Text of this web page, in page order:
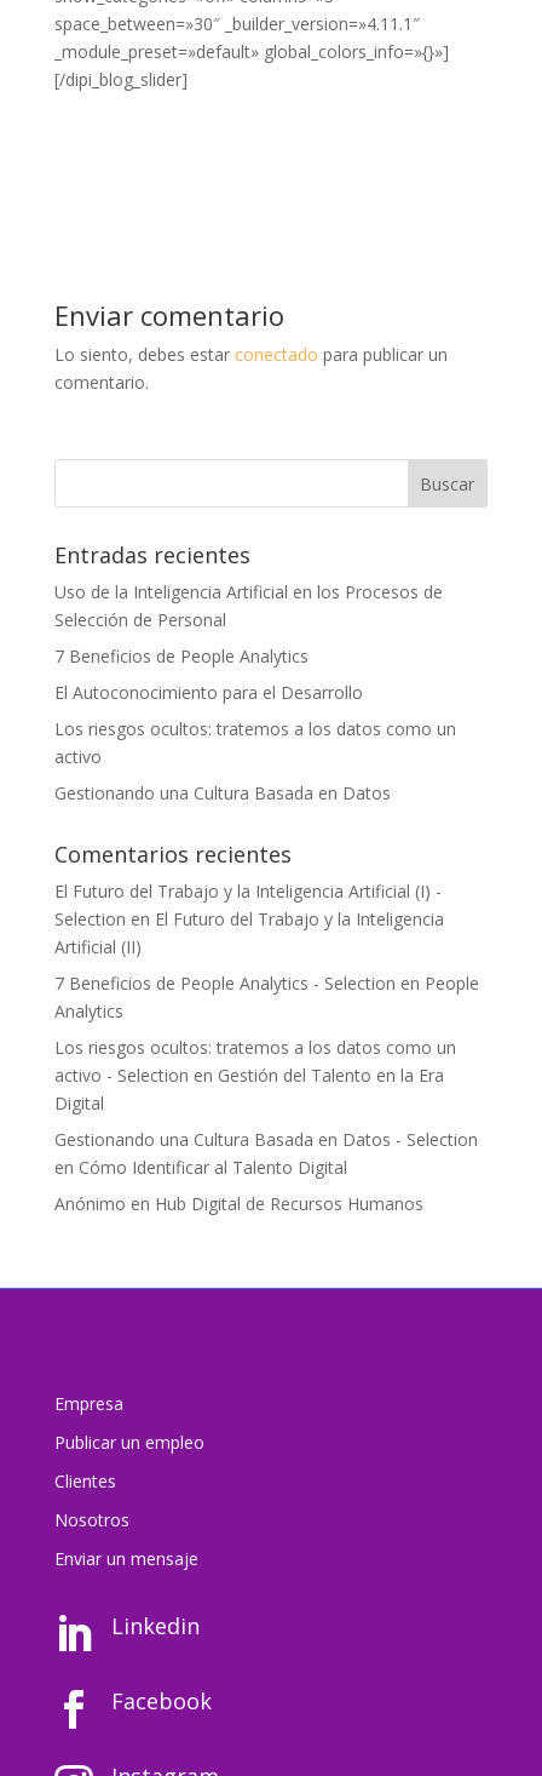
space_between=»30″ _builder_version=»4.11.1″
_module_preset=»default» global_colors_info=»{}»]
[/dipi_blog_slider]
Enviar comentario
Lo siento, debes estar conectado para publicar un
comentario.
Entradas recientes
Uso de la Inteligencia Artificial en los Procesos de
Selección de Personal
7 Beneficios de People Analytics
El Autoconocimiento para el Desarrollo
Los riesgos ocultos: tratemos a los datos como un
activo
Gestionando una Cultura Basada en Datos
Comentarios recientes
El Futuro del Trabajo y la Inteligencia Artificial (I) -
Selection en El Futuro del Trabajo y la Inteligencia
Artificial (II)
7 Beneficios de People Analytics - Selection en People
Analytics
Los riesgos ocultos: tratemos a los datos como un
activo - Selection en Gestión del Talento en la Era
Digital
Gestionando una Cultura Basada en Datos - Selection
en Cómo Identificar al Talento Digital
Anónimo en Hub Digital de Recursos Humanos
Empresa
Publicar un empleo
Clientes
Nosotros
Enviar un mensaje
 Linkedin
 Facebook